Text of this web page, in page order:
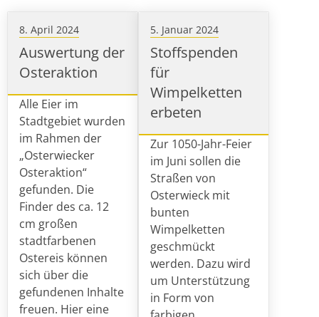
8. April 2024
Auswertung der
Osteraktion
Alle Eier im
Stadtgebiet wurden
im Rahmen der
„Osterwiecker
Osteraktion“
gefunden. Die
Finder des ca. 12
cm großen
stadtfarbenen
Ostereis können
sich über die
gefundenen Inhalte
freuen. Hier eine
5. Januar 2024
Stoffspenden
für
Wimpelketten
erbeten
Zur 1050-Jahr-Feier
im Juni sollen die
Straßen von
Osterwieck mit
bunten
Wimpelketten
geschmückt
werden. Dazu wird
um Unterstützung
in Form von